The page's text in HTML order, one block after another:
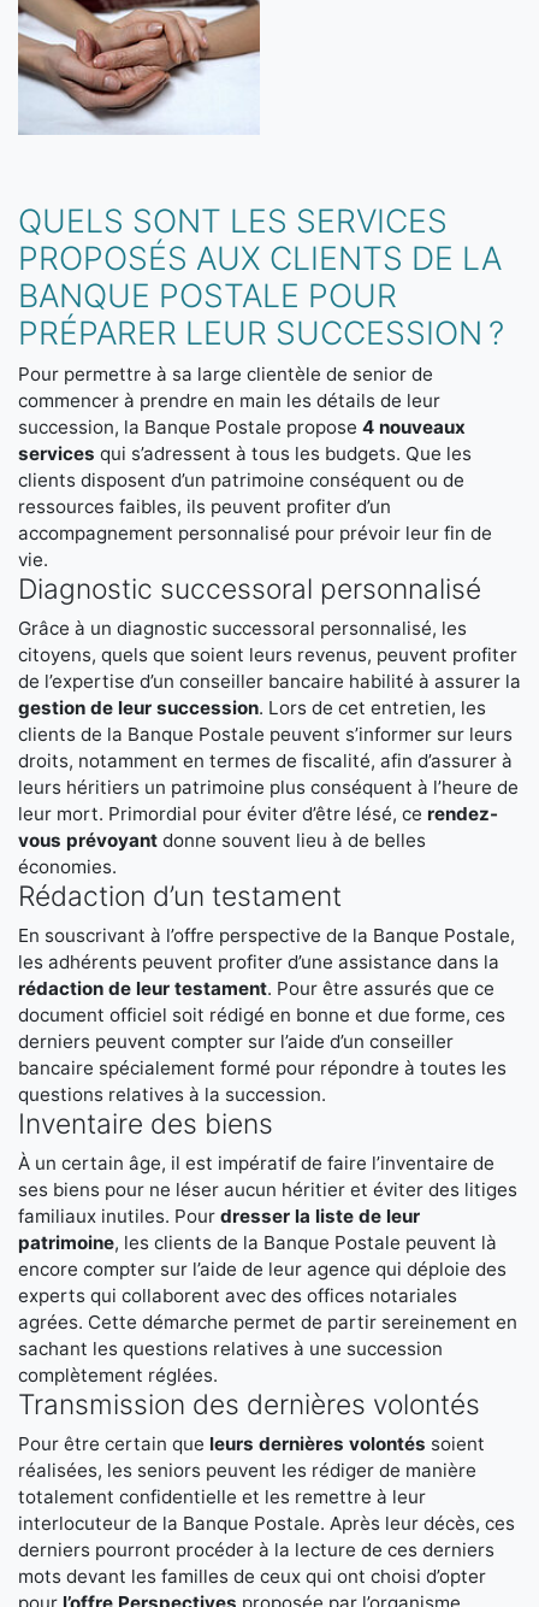
QUELS SONT LES SERVICES
PROPOSÉS AUX CLIENTS DE LA
BANQUE POSTALE POUR
PRÉPARER LEUR SUCCESSION ?
Pour permettre à sa large clientèle de senior de
commencer à prendre en main les détails de leur
succession, la Banque Postale propose 4 nouveaux
services qui s’adressent à tous les budgets. Que les
clients disposent d’un patrimoine conséquent ou de
ressources faibles, ils peuvent profiter d’un
accompagnement personnalisé pour prévoir leur fin de
vie.
Diagnostic successoral personnalisé
Grâce à un diagnostic successoral personnalisé, les
citoyens, quels que soient leurs revenus, peuvent profiter
de l’expertise d’un conseiller bancaire habilité à assurer la
gestion de leur succession. Lors de cet entretien, les
clients de la Banque Postale peuvent s’informer sur leurs
droits, notamment en termes de fiscalité, afin d’assurer à
leurs héritiers un patrimoine plus conséquent à l’heure de
leur mort. Primordial pour éviter d’être lésé, ce rendez-
vous prévoyant donne souvent lieu à de belles
économies.
Rédaction d’un testament
En souscrivant à l’offre perspective de la Banque Postale,
les adhérents peuvent profiter d’une assistance dans la
rédaction de leur testament. Pour être assurés que ce
document officiel soit rédigé en bonne et due forme, ces
derniers peuvent compter sur l’aide d’un conseiller
bancaire spécialement formé pour répondre à toutes les
questions relatives à la succession.
Inventaire des biens
À un certain âge, il est impératif de faire l’inventaire de
ses biens pour ne léser aucun héritier et éviter des litiges
familiaux inutiles. Pour dresser la liste de leur
patrimoine, les clients de la Banque Postale peuvent là
encore compter sur l’aide de leur agence qui déploie des
experts qui collaborent avec des offices notariales
agrées. Cette démarche permet de partir sereinement en
sachant les questions relatives à une succession
complètement réglées.
Transmission des dernières volontés
Pour être certain que leurs dernières volontés soient
réalisées, les seniors peuvent les rédiger de manière
totalement confidentielle et les remettre à leur
interlocuteur de la Banque Postale. Après leur décès, ces
derniers pourront procéder à la lecture de ces derniers
mots devant les familles de ceux qui ont choisi d’opter